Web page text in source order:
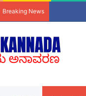
Breaking News